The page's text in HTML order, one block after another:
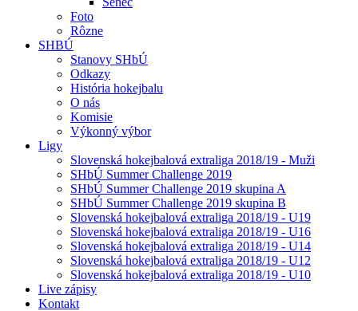
Foto
Rôzne
SHBÚ
Stanovy SHbÚ
Odkazy
História hokejbalu
O nás
Komisie
Výkonný výbor
Ligy
Slovenská hokejbalová extraliga 2018/19 - Muži
SHbÚ Summer Challenge 2019
SHbÚ Summer Challenge 2019 skupina A
SHbÚ Summer Challenge 2019 skupina B
Slovenská hokejbalová extraliga 2018/19 - U19
Slovenská hokejbalová extraliga 2018/19 - U16
Slovenská hokejbalová extraliga 2018/19 - U14
Slovenská hokejbalová extraliga 2018/19 - U12
Slovenská hokejbalová extraliga 2018/19 - U10
Live zápisy
Kontakt